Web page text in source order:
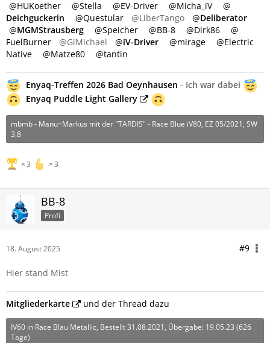
HUKoether Stella EV-Driver
Micha_iV
Deichguckerin
Questular @LiberTango
Deliberator
MGMStrausberg
Speicher BB-8
Dirk86
FuelBurner
@GiMichael iV-Driver mirage
Electric
Native
Matze80 tantin
Enyaq-Treffen 2026 Bad Oeynhausen - Ich war dabei
Enyaq Puddle Light Gallery
mbmb - Manu+Markus mit der "TARDIS" - Race Blue iV80, EZ 05/2021, SW
3.8
3 3
BB-8
Profi
18. August 2025 #9
Hier stand Mist
Mitgliederkarte und der Thread dazu
IV60 in Race Blau Metallic, Bestellt 31.08.2021, Übergabe: 19.05.23 (626
Tage)